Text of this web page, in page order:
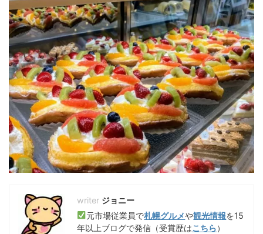
ジョニー
元市場従業員で札幌グルメや観光情報を15
年以上ブログで発信（受賞歴はこちら）